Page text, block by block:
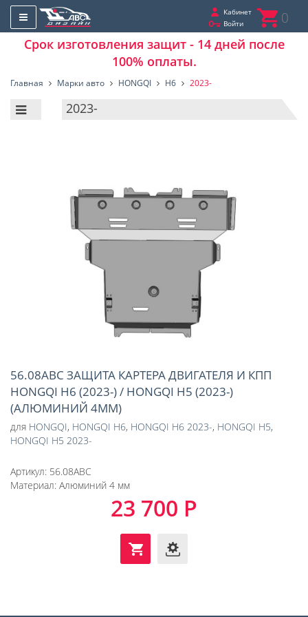
Кабинет
Войти
0
Срок изготовления защит - 14 дней после
100% оплаты.
Главная Марки авто HONGQI H6 2023-
2023-
56.08ABC ЗАЩИТА КАРТЕРА ДВИГАТЕЛЯ И КПП
HONGQI H6 (2023-) / HONGQI H5 (2023-)
(АЛЮМИНИЙ 4ММ)
для HONGQI, HONGQI H6, HONGQI H6 2023-, HONGQI H5,
HONGQI H5 2023-
Артикул: 56.08ABC
Материал: Алюминий 4 мм
23 700 Р